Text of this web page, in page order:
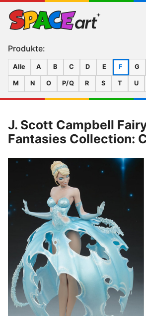
Produkte:
Alle A B C D E F G
M N O P/Q R S T U
J. Scott Campbell
Fantasies Collection: